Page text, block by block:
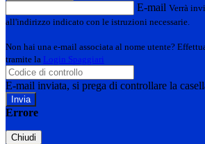
E-mail Verrà
all'indirizzo indicato con le istruzioni necessarie.
Non hai una e-mail associata al nome utente?
tramite la Login Spaggiari
E-mail inviata, si prega di controllare la
Errore
Chiudi